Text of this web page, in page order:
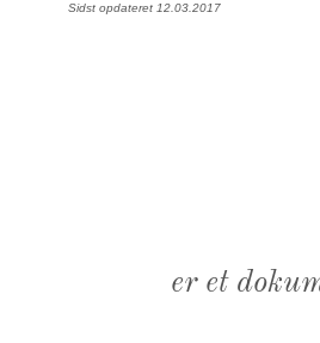
Sidst opdateret 12.03.2017
er et